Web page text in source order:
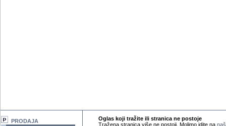
PRODAJA
Oglas koji tražite ili stranica ne postoje
Tražena stranica više ne postoji. Molimo idite na